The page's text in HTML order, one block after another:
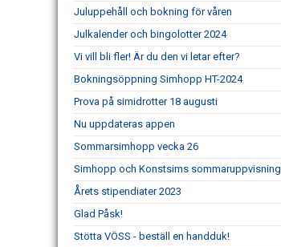
Juluppehåll och bokning för våren
Julkalender och bingolotter 2024
Vi vill bli fler! Är du den vi letar efter?
Bokningsöppning Simhopp HT-2024
Prova på simidrotter 18 augusti
Nu uppdateras appen
Sommarsimhopp vecka 26
Simhopp och Konstsims sommaruppvisning
Årets stipendiater 2023
Glad Påsk!
Stötta VÖSS - beställ en handduk!